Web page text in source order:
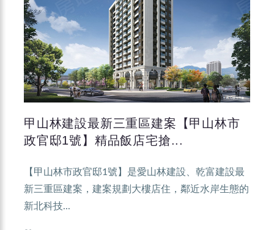
甲山林建設最新三重區建案【甲山林市
政官邸1號】精品飯店宅搶...
【甲山林市政官邸1號】是愛山林建設、乾富建設最
新三重區建案，建案規劃大樓店住，鄰近水岸生態的
新北科技...